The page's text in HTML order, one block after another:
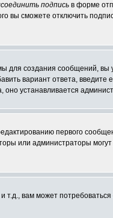
подпись в форме
вы сможете отключить
для создания сообщений,
вариант ответа, введите
оно устанавливается
первого
или администраторы
вам может